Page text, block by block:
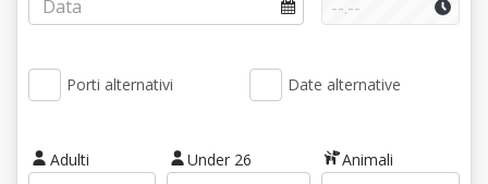
Porti alternativi Date alternative
Adulti Under 26 Animali